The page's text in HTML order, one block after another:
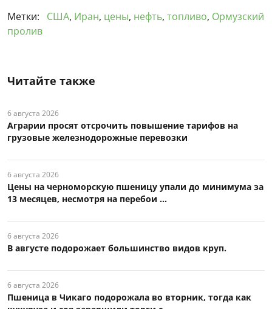
Метки:
США, Иран, цены, нефть, топливо, Ормузский
пролив
Читайте также
6 августа 2026
Аграрии просят отсрочить повышение тарифов на
грузовые железнодорожные перевозки
6 августа 2026
Цены на черноморскую пшеницу упали до минимума за
13 месяцев, несмотря на перебои ...
6 августа 2026
В августе подорожает большинство видов круп.
6 августа 2026
Пшеница в Чикаго подорожала во вторник, тогда как